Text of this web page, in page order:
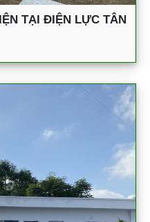
TẠI ĐIỆN LỰC TÂN